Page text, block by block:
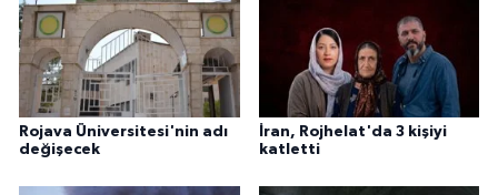
Rojava Üniversitesi'nin adı
değişecek
İran, Rojhelat'da 3 kişiyi
katletti